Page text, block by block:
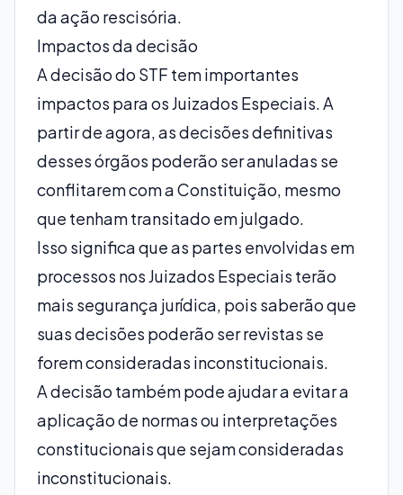
da ação rescisória.
Impactos da decisão
A decisão do STF tem importantes
impactos para os Juizados Especiais. A
partir de agora, as decisões definitivas
desses órgãos poderão ser anuladas se
conflitarem com a Constituição, mesmo
que tenham transitado em julgado.
Isso significa que as partes envolvidas em
processos nos Juizados Especiais terão
mais segurança jurídica, pois saberão que
suas decisões poderão ser revistas se
forem consideradas inconstitucionais.
A decisão também pode ajudar a evitar a
aplicação de normas ou interpretações
constitucionais que sejam consideradas
inconstitucionais.